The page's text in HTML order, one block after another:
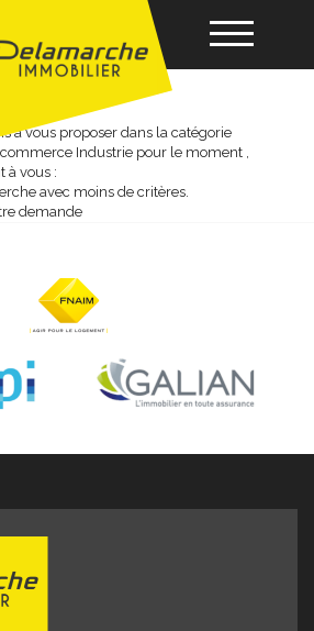
fonds de
à vous proposer dans la catégorie
Industrie pour le moment ,
à vous :
avec moins de critères.
demande